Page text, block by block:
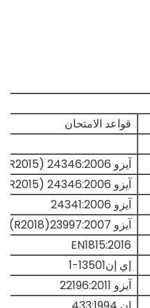
قواعد الامتحان
آيزو 24346:2006 (R2015)
آيزو 24346:2006 (R2015)
آيزو 24341:2006
آيزو 23997:2007(R2018)
EN1815:2016
إي إن13501-1
آيزو 22196:2011